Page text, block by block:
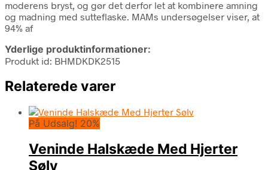
moderens bryst, og gør det derfor let at kombinere amning
og madning med sutteflaske. MAMs undersøgelser viser, at
94% af
Yderlige produktinformationer:
Produkt id: BHMDKDK2515
Relaterede varer
På Udsalg! 20%
Veninde Halskæde Med Hjerter
Sølv